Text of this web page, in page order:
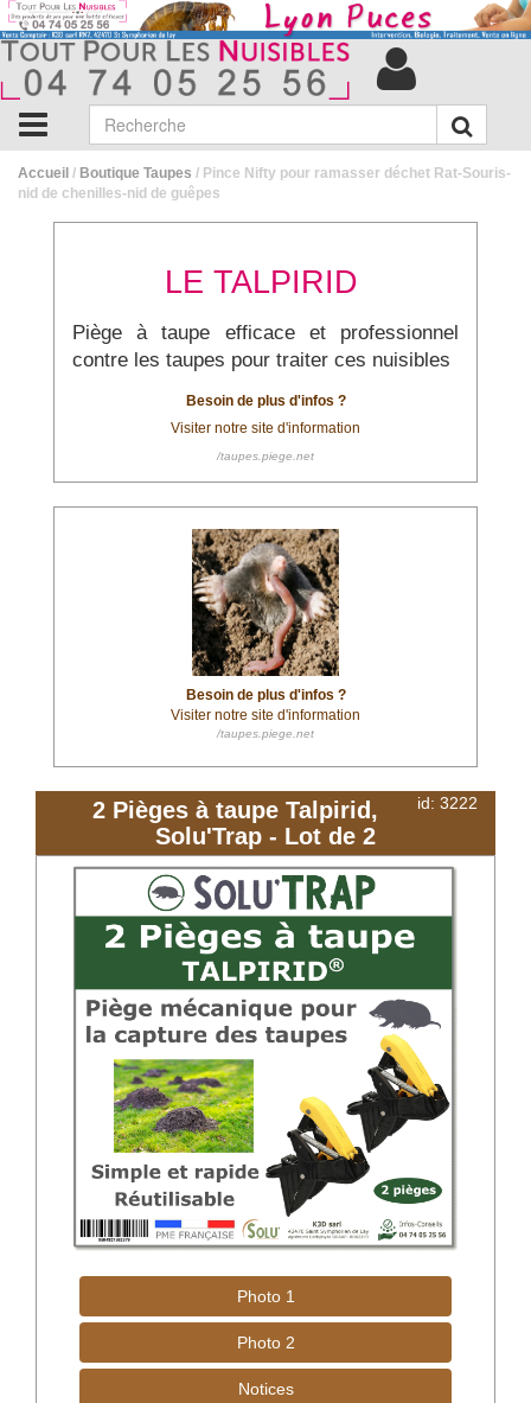
Accueil / Boutique Taupes / Pince Nifty pour ramasser déchet Rat-Souris-
nid de chenilles-nid de guêpes
LE TALPIRID
Piège à taupe efficace et professionnel
contre les taupes pour traiter ces nuisibles
Besoin de plus d'infos ?
Visiter notre site d'information
/taupes.piege.net
Besoin de plus d'infos ?
Visiter notre site d'information
/taupes.piege.net
id: 3222
2 Pièges à taupe Talpirid,
Solu'Trap - Lot de 2
Photo 1
Photo 2
Notices